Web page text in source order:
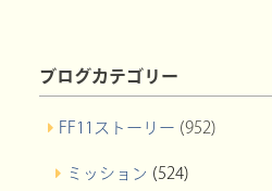
ブログカテゴリー
FF11ストーリー (952)
ミッション (524)